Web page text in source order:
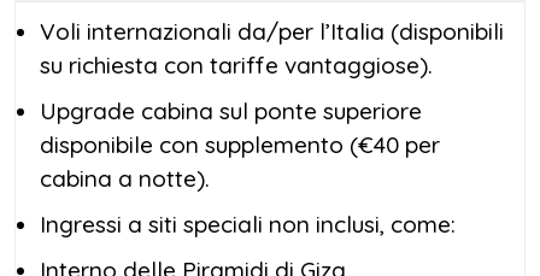
Voli internazionali da/per l’Italia (disponibili
su richiesta con tariffe vantaggiose).
Upgrade cabina sul ponte superiore
disponibile con supplemento (€40 per
cabina a notte).
Ingressi a siti speciali non inclusi, come:
Interno delle Piramidi di Giza